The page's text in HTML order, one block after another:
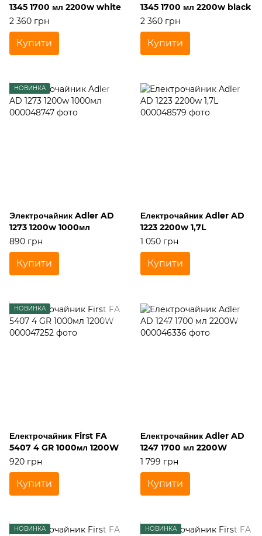
1345 1700 мл 2200w white
2 360 грн
Купити
1345 1700 мл 2200w black
2 360 грн
Купити
НОВИНКА
Электрочайник Adler AD
1273 1200w 1000мл
890 грн
Купити
Електрочайник Adler AD
1223 2200w 1,7L
1 050 грн
Купити
НОВИНКА
Електрочайник First FA
5407 4 GR 1000мл 1200W
920 грн
Купити
Електрочайник Adler AD
1247 1700 мл 2200W
1 799 грн
Купити
НОВИНКА НОВИНКА